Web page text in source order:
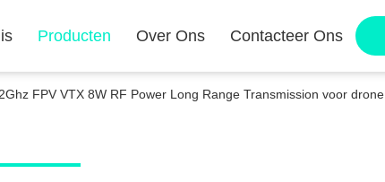
Producten Over Ons Contacteer Ons
FPV VTX 8W RF Power Long Range Transmission voor drone